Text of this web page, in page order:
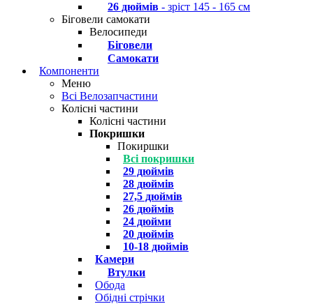
26 дюймів - зріст 145 - 165 см
Біговели самокати
Велосипеди
Біговели
Самокати
Компоненти
Меню
Всі Велозапчастини
Колісні частини
Колісні частини
Покришки
Покиршки
Всі покришки
29 дюймів
28 дюймів
27,5 дюймів
26 дюймів
24 дюйми
20 дюймів
10-18 дюймів
Камери
Втулки
Обода
Обідні стрічки